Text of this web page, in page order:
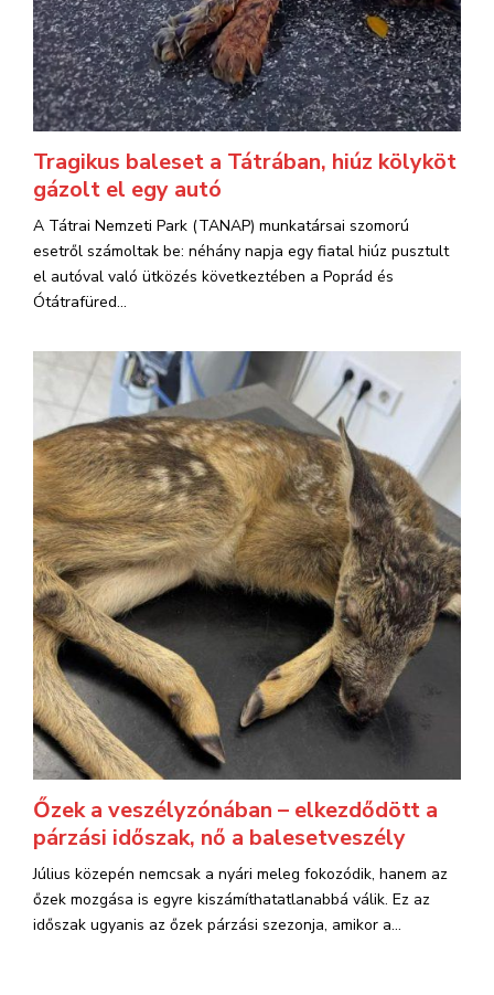
Tragikus baleset a Tátrában, hiúz kölyköt
gázolt el egy autó
A Tátrai Nemzeti Park (TANAP) munkatársai szomorú
esetről számoltak be: néhány napja egy fiatal hiúz pusztult
el autóval való ütközés következtében a Poprád és
Ótátrafüred...
Őzek a veszélyzónában – elkezdődött a
párzási időszak, nő a balesetveszély
Július közepén nemcsak a nyári meleg fokozódik, hanem az
őzek mozgása is egyre kiszámíthatatlanabbá válik. Ez az
időszak ugyanis az őzek párzási szezonja, amikor a...